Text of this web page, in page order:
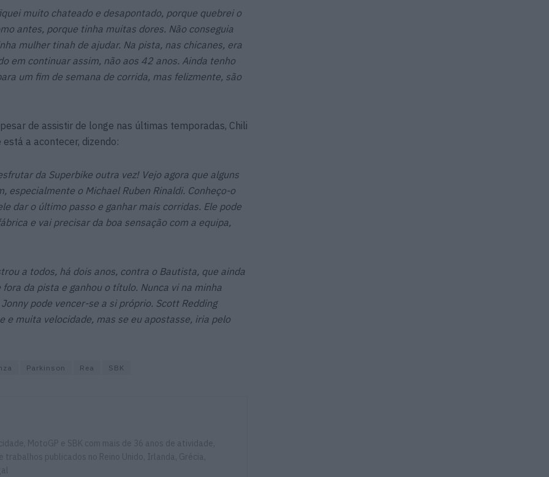
muito chateado e desapontado, porque quebrei o
antes, porque tinha muitas dores. Não conseguia
mulher tinah de ajudar. Na pista, nas chicanes, era
em continuar assim, não aos 42 anos. Ainda tenho
um fim de semana de corrida, mas felizmente, são
de assistir de longe nas últimas temporadas, Chili
a acontecer, dizendo:
da Superbike outra vez! Vejo agora que alguns
especialmente o Michael Ruben Rinaldi. Conheço-o
dar o último passo e ganhar mais corridas. Ele pode
e vai precisar da boa sensação com a equipa,
a todos, há dois anos, contra o Bautista, que ainda
da pista e ganhou o título. Nunca vi na minha
pode vencer-se a si próprio. Scott Redding
muita velocidade, mas se eu apostasse, iria pelo
Parkinson Rea SBK
MotoGP e SBK com mais de 36 anos de atividade,
trabalhos publicados no Reino Unido, Irlanda, Grécia,